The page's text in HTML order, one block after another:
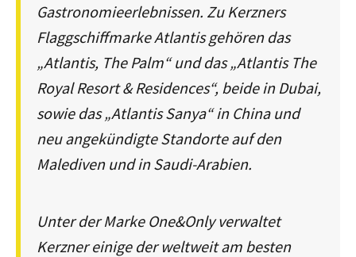
Gastronomieerlebnissen. Zu Kerzners
Flaggschiffmarke Atlantis gehören das
„Atlantis, The Palm“ und das „Atlantis The
Royal Resort & Residences“, beide in Dubai,
sowie das „Atlantis Sanya“ in China und
neu angekündigte Standorte auf den
Malediven und in Saudi-Arabien.
Unter der Marke One&Only verwaltet
Kerzner einige der weltweit am besten